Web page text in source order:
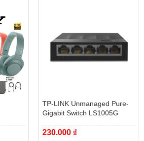
yêu thích, hay chơi game giải trí sau
việc căng thẳng.
Angle (WVA) được trang bị trên
rộng đến 178 độ, nhờ đó bạn có
hình ở nhiều góc độ khác nhau mà
được hiển thị, không hề bị biến đổi
diện. Ngoài ra, Wide View Angle
và độ tương phản cao, cùng khả
TP-LINK Unmanaged Pure-
Gigabit Switch LS1005G
230.000 ₫